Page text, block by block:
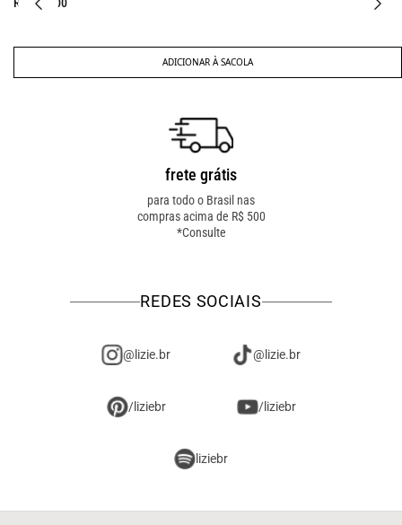
ADICIONAR À SACOLA
frete grátis
para todo o Brasil nas
compras acima de R$ 500
*Consulte
REDES SOCIAIS
@lizie.br @lizie.br
/liziebr /liziebr
liziebr